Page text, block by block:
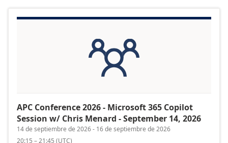
APC Conference 2026 - Microsoft 365 Copilot
Session w/ Chris Menard - September 14, 2026
14 de septiembre de 2026 - 16 de septiembre de 2026
20:15 – 21:45 (UTC)